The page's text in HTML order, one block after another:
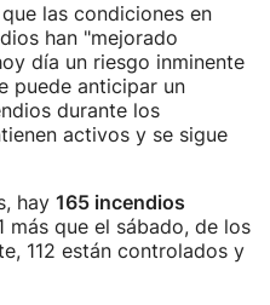
las condiciones en
han "mejorado
día un riesgo inminente
puede anticipar un
durante los
activos y se sigue
hay 165 incendios
más que el sábado, de los
112 están controlados y